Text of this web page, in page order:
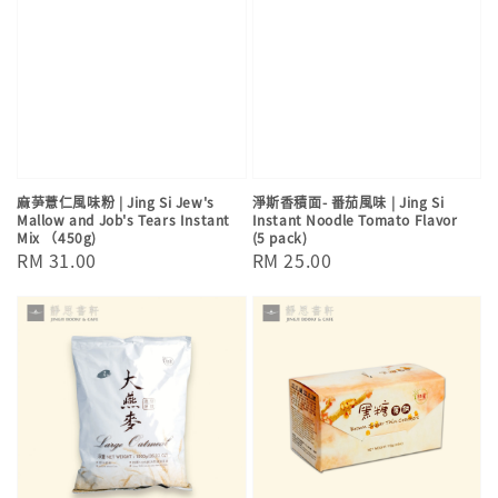
麻芛薏仁風味粉 | Jing Si Jew's
Mallow and Job's Tears Instant
Mix （450g)
Regular
RM 31.00
淨斯香積面- 番茄風味 | Jing Si
Instant Noodle Tomato Flavor
(5 pack)
Regular
RM 25.00